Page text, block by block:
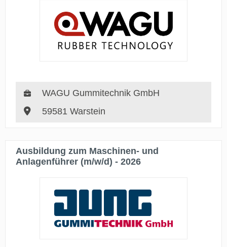
WAGU Gummitechnik GmbH
59581 Warstein
Ausbildung zum Maschinen- und
Anlagenführer (m/w/d) - 2026